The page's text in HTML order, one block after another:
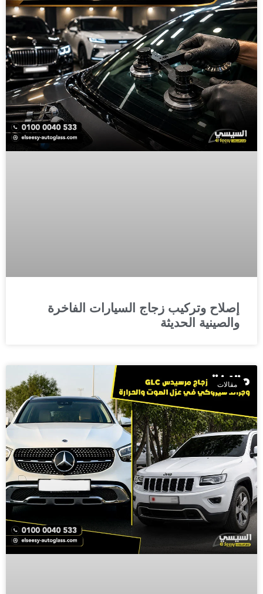
إصلاح وتركيب زجاج السيارات الفاخرة
والصينية الحديثة
مقالات